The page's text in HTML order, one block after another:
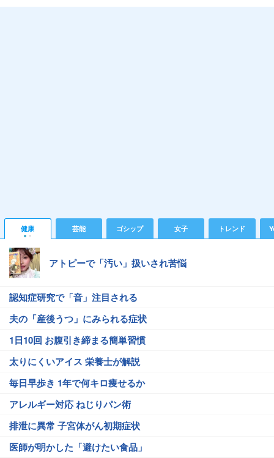
健康 芸能 ゴシップ 女子 トレンド
アトピーで「汚い」扱いされ苦悩
認知症研究で「音」注目される
夫の「産後うつ」にみられる症状
1日10回 お腹引き締まる簡単習慣
太りにくいアイス 栄養士が解説
毎日早歩き 1年で何キロ痩せるか
アレルギー対応 ねじりパン術
排泄に異常 子宮体がん初期症状
医師が明かした「避けたい食品」